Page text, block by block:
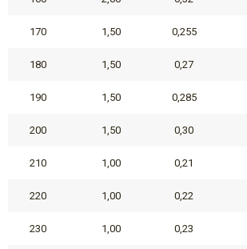
170 1,50 0,255
180 1,50 0,27
190 1,50 0,285
200 1,50 0,30
210 1,00 0,21
220 1,00 0,22
230 1,00 0,23